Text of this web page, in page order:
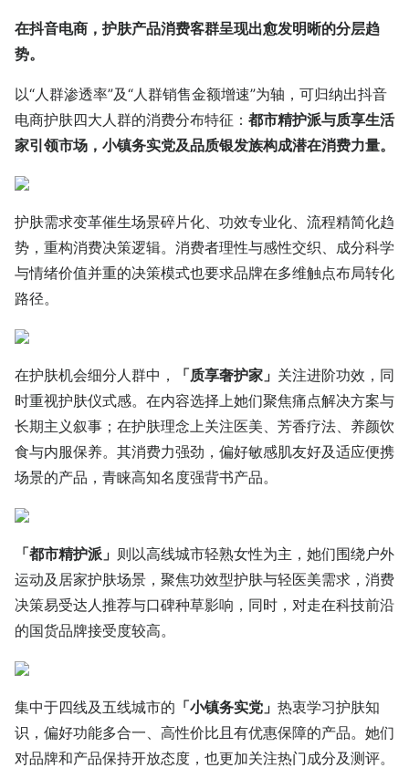
在抖音电商，护肤产品消费客群呈现出愈发明晰的分层趋
势。
以“人群渗透率”及“人群销售金额增速”为轴，可归纳出抖音
电商护肤四大人群的消费分布特征： 都市精护派与质享生活
家引领市场，小镇务实党及品质银发族构成潜在消费力量。
护肤需求变革催生场景碎片化、功效专业化、流程精简化趋
势，重构消费决策逻辑。消费者理性与感性交织、成分科学
与情绪价值并重的决策模式也要求品牌在多维触点布局转化
路径。
在护肤机会细分人群中， 「质享奢护家」 关注进阶功效，同
时重视护肤仪式感。在内容选择上她们聚焦痛点解决方案与
长期主义叙事；在护肤理念上关注医美、芳香疗法、养颜饮
食与内服保养。其消费力强劲，偏好敏感肌友好及适应便携
场景的产品，青睐高知名度强背书产品。
「都市精护派」 则以高线城市轻熟女性为主，她们围绕户外
运动及居家护肤场景，聚焦功效型护肤与轻医美需求，消费
决策易受达人推荐与口碑种草影响，同时，对走在科技前沿
的国货品牌接受度较高。
集中于四线及五线城市的 「小镇务实党」 热衷学习护肤知
识，偏好功能多合一、高性价比且有优惠保障的产品。她们
对品牌和产品保持开放态度，也更加关注热门成分及测评。